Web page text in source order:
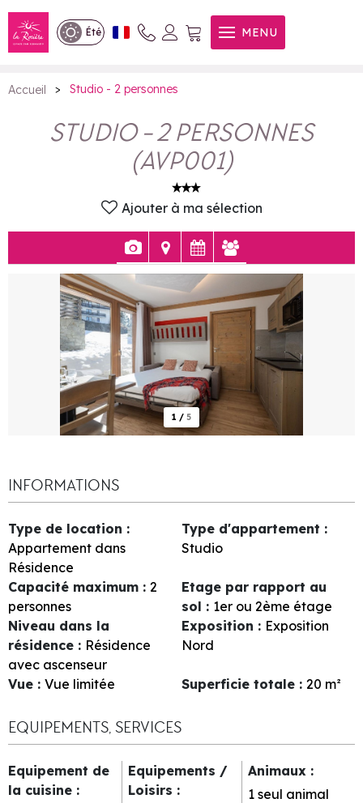
Été MENU
Studio - 2 personnes
Accueil > Studio - 2 personnes
STUDIO - 2 PERSONNES
(AVP001)
Ajouter à ma sélection
1 / 5
INFORMATIONS
Type de location :
Appartement dans
Résidence
Type d'appartement :
Studio
Capacité maximum : 2
personnes
Etage par rapport au
sol : 1er ou 2ème étage
Niveau dans la
résidence : Résidence
avec ascenseur
Exposition : Exposition
Nord
Vue : Vue limitée Superficie totale : 20 m²
EQUIPEMENTS, SERVICES
Equipement de
la cuisine :
Equipements /
Loisirs :
Animaux :
1 seul animal